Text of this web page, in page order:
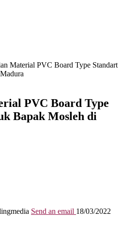
Material PVC Board Type Standart
PVC Board Type
Bapak Mosleh di
Send an email 18/03/2022